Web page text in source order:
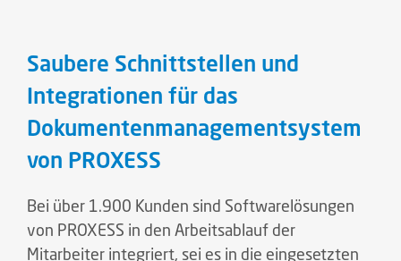
Saubere Schnittstellen und
Integrationen für das
Dokumentenmanagementsystem
von PROXESS
Bei über 1.900 Kunden sind Softwarelösungen
von PROXESS in den Arbeitsablauf der
Mitarbeiter integriert, sei es in die eingesetzten